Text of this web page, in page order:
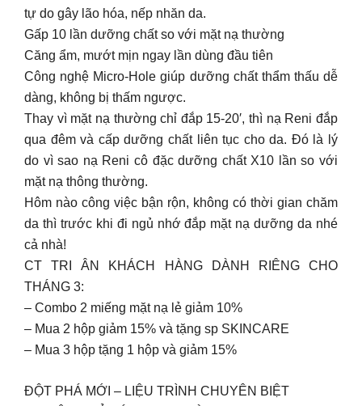
tự do gây lão hóa, nếp nhăn da.
Gấp 10 lần dưỡng chất so với mặt nạ thường
Căng ẩm, mướt mịn ngay lần dùng đầu tiên
Công nghệ Micro-Hole giúp dưỡng chất thẩm thấu dễ
dàng, không bị thấm ngược.
Thay vì mặt nạ thường chỉ đắp 15-20′, thì nạ Reni đắp
qua đêm và cấp dưỡng chất liên tục cho da. Đó là lý
do vì sao nạ Reni cô đặc dưỡng chất X10 lần so với
mặt nạ thông thường.
Hôm nào công việc bận rộn, không có thời gian chăm
da thì trước khi đi ngủ nhớ đắp mặt nạ dưỡng da nhé
cả nhà!
CT TRI ÂN KHÁCH HÀNG DÀNH RIÊNG CHO
THÁNG 3:
– Combo 2 miếng mặt nạ lẻ giảm 10%
– Mua 2 hộp giảm 15% và tặng sp SKINCARE
– Mua 3 hộp tặng 1 hộp và giảm 15%
ĐỘT PHÁ MỚI – LIỆU TRÌNH CHUYÊN BIỆT